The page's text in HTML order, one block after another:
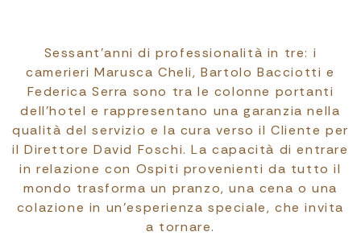
Sessant’anni di professionalità in tre: i
camerieri Marusca Cheli, Bartolo Bacciotti e
Federica Serra sono tra le colonne portanti
dell’hotel e rappresentano una garanzia nella
qualità del servizio e la cura verso il Cliente per
il Direttore David Foschi. La capacità di entrare
in relazione con Ospiti provenienti da tutto il
mondo trasforma un pranzo, una cena o una
colazione in un’esperienza speciale, che invita
a tornare.